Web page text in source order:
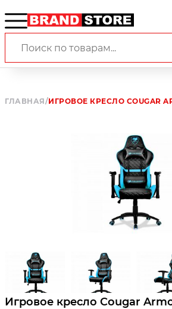
ГЛАВНАЯ/ИГРОВОЕ КРЕСЛО COUGAR
Игровое кресло Cougar